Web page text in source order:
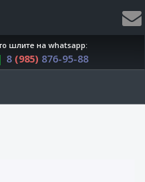
шлите на whatsapp:
8 (985) 876-95-88